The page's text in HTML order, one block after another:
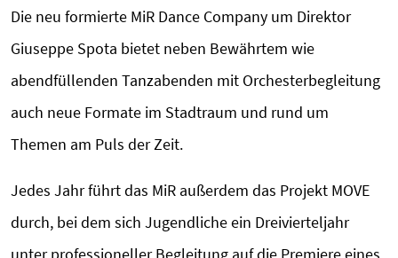
Die neu formierte MiR Dance Company um Direktor
Giuseppe Spota bietet neben Bewährtem wie
abendfüllenden Tanzabenden mit Orchesterbegleitung
auch neue Formate im Stadtraum und rund um
Themen am Puls der Zeit.
Jedes Jahr führt das MiR außerdem das Projekt MOVE
durch, bei dem sich Jugendliche ein Dreivierteljahr